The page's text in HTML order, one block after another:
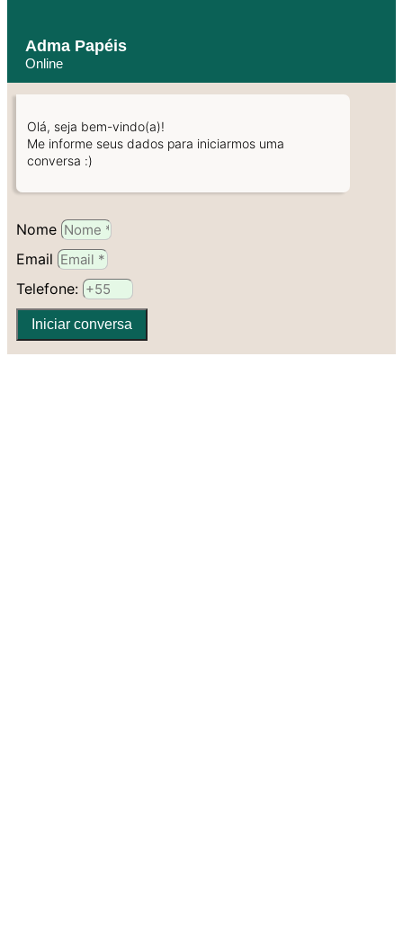
Adma Papéis
Online
Olá, seja bem-vindo(a)!
Me informe seus dados para iniciarmos uma
conversa :)
Nome
Email
Telefone:
Iniciar conversa